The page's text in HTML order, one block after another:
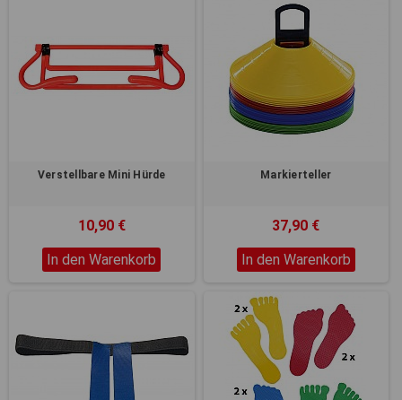
Verstellbare Mini Hürde
10,90 €
In den Warenkorb
Markierteller
37,90 €
In den Warenkorb